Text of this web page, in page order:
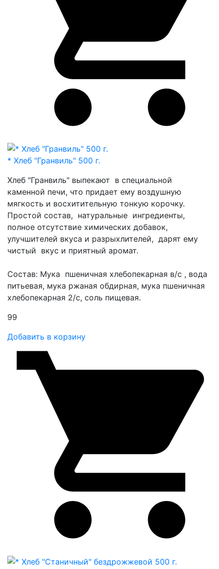
* Хлеб "Гранвиль" 500 г.
Хлеб "Гранвиль" выпекают в специальной
каменной печи, что придает ему воздушную
мягкость и восхитительную тонкую корочку.
Простой состав, натуральные ингредиенты,
полное отсутствие химических добавок,
улучшителей вкуса и разрыхлителей, дарят ему
чистый вкус и приятный аромат.
Состав: Мука пшеничная хлебопекарная в/с , вода
питьевая, мука ржаная обдирная, мука пшеничная
хлебопекарная 2/с, соль пищевая.
99
Добавить в корзину